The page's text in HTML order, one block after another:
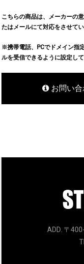
こちらの商品は、メーカーの
たはメールにて対応をさせて
※携帯電話、PCでドメイン指
ルを受信できるように設定して
お問い
ADD. 〒